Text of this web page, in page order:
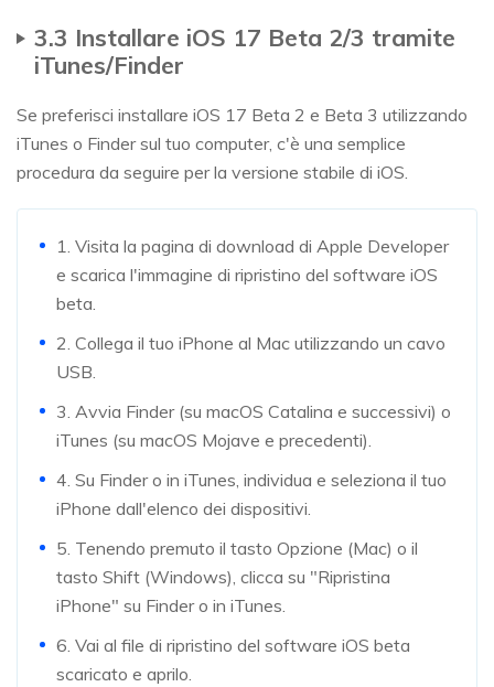
3.3 Installare iOS 17 Beta 2/3 tramite
iTunes/Finder
Se preferisci installare iOS 17 Beta 2 e Beta 3 utilizzando
iTunes o Finder sul tuo computer, c'è una semplice
procedura da seguire per la versione stabile di iOS.
1. Visita la pagina di download di Apple Developer
e scarica l'immagine di ripristino del software iOS
beta.
2. Collega il tuo iPhone al Mac utilizzando un cavo
USB.
3. Avvia Finder (su macOS Catalina e successivi) o
iTunes (su macOS Mojave e precedenti).
4. Su Finder o in iTunes, individua e seleziona il tuo
iPhone dall'elenco dei dispositivi.
5. Tenendo premuto il tasto Opzione (Mac) o il
tasto Shift (Windows), clicca su "Ripristina
iPhone" su Finder o in iTunes.
6. Vai al file di ripristino del software iOS beta
scaricato e aprilo.